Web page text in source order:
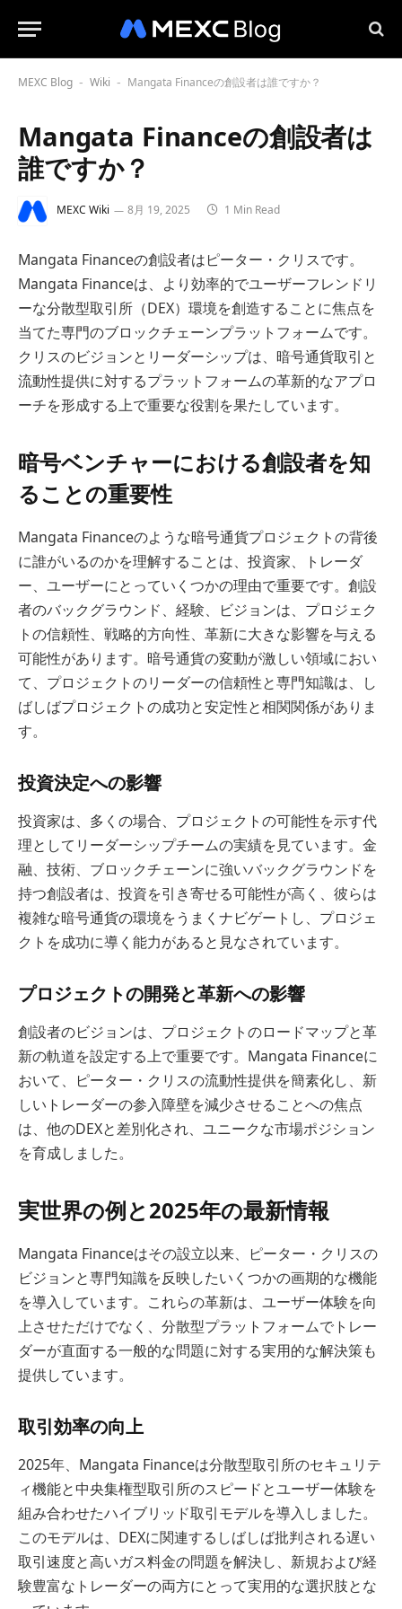
MEXC Blog - Wiki - Mangata Financeの創設者は誰ですか？
Mangata Financeの創設者は
誰ですか？
MEXC Wiki 8月 19, 2025 1 Min Read
Mangata Financeの創設者はピーター・クリスです。
Mangata Financeは、より効率的でユーザーフレンドリ
ーな分散型取引所（DEX）環境を創造することに焦点を
当てた専門のブロックチェーンプラットフォームです。
クリスのビジョンとリーダーシップは、暗号通貨取引と
流動性提供に対するプラットフォームの革新的なアプロ
ーチを形成する上で重要な役割を果たしています。
暗号ベンチャーにおける創設者を知
ることの重要性
Mangata Financeのような暗号通貨プロジェクトの背後
に誰がいるのかを理解することは、投資家、トレーダ
ー、ユーザーにとっていくつかの理由で重要です。創設
者のバックグラウンド、経験、ビジョンは、プロジェク
トの信頼性、戦略的方向性、革新に大きな影響を与える
可能性があります。暗号通貨の変動が激しい領域におい
て、プロジェクトのリーダーの信頼性と専門知識は、し
ばしばプロジェクトの成功と安定性と相関関係がありま
す。
投資決定への影響
投資家は、多くの場合、プロジェクトの可能性を示す代
理としてリーダーシップチームの実績を見ています。金
融、技術、ブロックチェーンに強いバックグラウンドを
持つ創設者は、投資を引き寄せる可能性が高く、彼らは
複雑な暗号通貨の環境をうまくナビゲートし、プロジェ
クトを成功に導く能力があると見なされています。
プロジェクトの開発と革新への影響
創設者のビジョンは、プロジェクトのロードマップと革
新の軌道を設定する上で重要です。Mangata Financeに
おいて、ピーター・クリスの流動性提供を簡素化し、新
しいトレーダーの参入障壁を減少させることへの焦点
は、他のDEXと差別化され、ユニークな市場ポジション
を育成しました。
実世界の例と2025年の最新情報
Mangata Financeはその設立以来、ピーター・クリスの
ビジョンと専門知識を反映したいくつかの画期的な機能
を導入しています。これらの革新は、ユーザー体験を向
上させただけでなく、分散型プラットフォームでトレー
ダーが直面する一般的な問題に対する実用的な解決策も
提供しています。
取引効率の向上
2025年、Mangata Financeは分散型取引所のセキュリテ
ィ機能と中央集権型取引所のスピードとユーザー体験を
組み合わせたハイブリッド取引モデルを導入しました。
このモデルは、DEXに関連するしばしば批判される遅い
取引速度と高いガス料金の問題を解決し、新規および経
験豊富なトレーダーの両方にとって実用的な選択肢とな